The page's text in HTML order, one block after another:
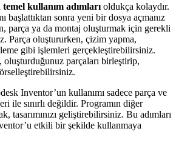
kullanım adımları oldukça kolaydır.
başlattıktan sonra yeni bir dosya açmanız
parça ya da montaj oluşturmak için gerekli
Parça oluştururken, çizim yapma,
gibi işlemleri gerçekleştirebilirsiniz.
parçaları birleştirip,
Inventor’un kullanımı sadece parça ve
ile sınırlı değildir. Programın diğer
tasarımınızı geliştirebilirsiniz. Bu adımları
etkili bir şekilde kullanmaya